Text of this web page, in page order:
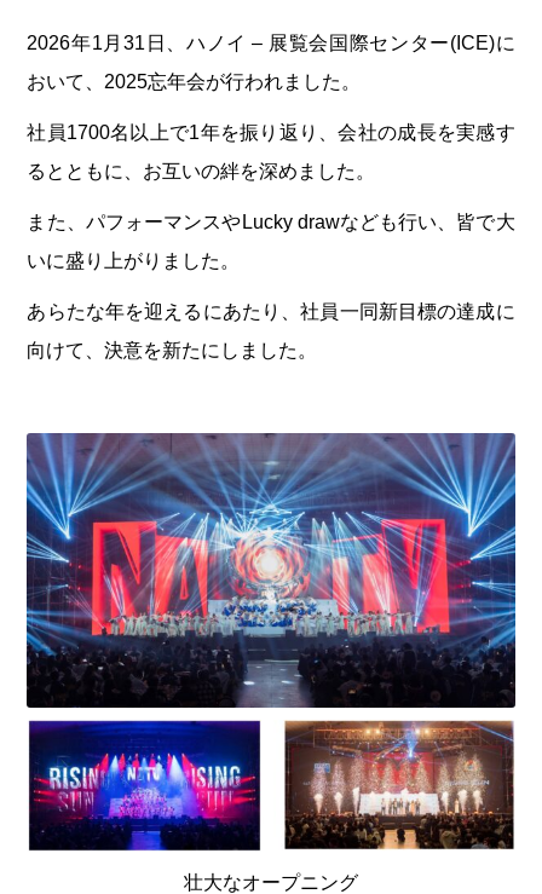
2026年1月31日、ハノイ – 展覧会国際センター(ICE)に
おいて、2025忘年会が行われました。
社員1700名以上で1年を振り返り、会社の成長を実感す
るとともに、お互いの絆を深めました。
また、パフォーマンスやLucky drawなども行い、皆で大
いに盛り上がりました。
あらたな年を迎えるにあたり、社員一同新目標の達成に
向けて、決意を新たにしました。
壮大なオープニング